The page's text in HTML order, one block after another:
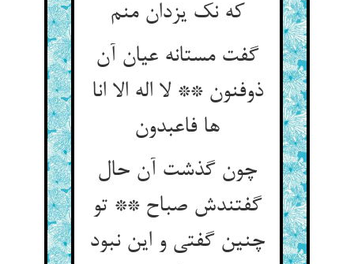
که نک یزدان منم
گفت مستانه عیان آن
ذوفنون ** لا اله الا انا
ها فاعبدون
چون گذشت آن حال
گفتندش صباح ** تو
چنین گفتی و این نبود